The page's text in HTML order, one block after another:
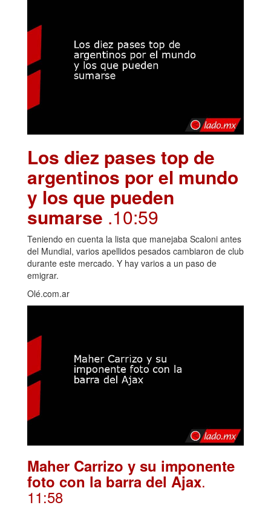
Los diez pases top de
argentinos por el mundo
y los que pueden
sumarse .10:59
Teniendo en cuenta la lista que manejaba Scaloni antes
del Mundial, varios apellidos pesados cambiaron de club
durante este mercado. Y hay varios a un paso de
emigrar.
Olé.com.ar
Maher Carrizo y su imponente
foto con la barra del Ajax.
11:58